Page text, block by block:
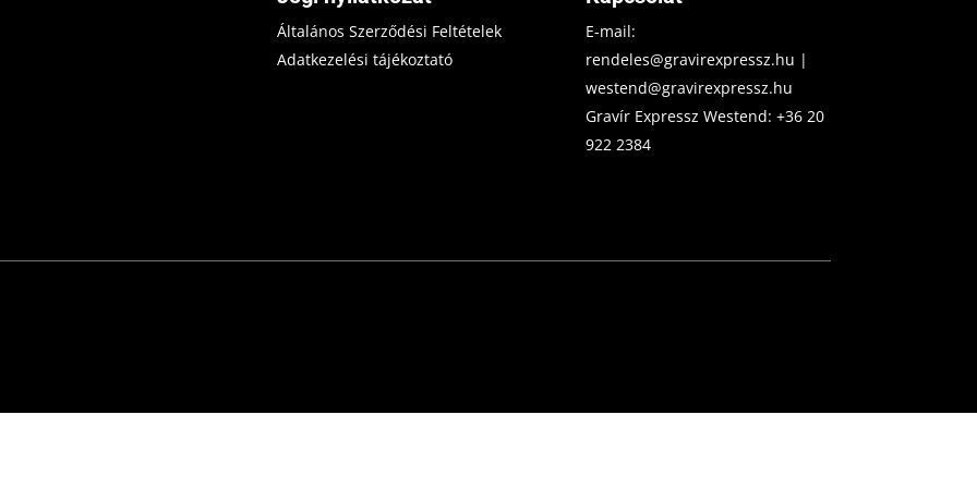
Általános Szerződési Feltételek
Adatkezelési tájékoztató
E-mail:
rendeles@gravirexpressz.hu |
westend@gravirexpressz.hu
Gravír Expressz Westend:+36 20
922 2384